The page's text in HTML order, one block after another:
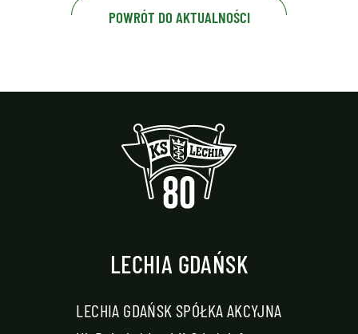
POWRÓT DO AKTUALNOŚCI
LECHIA GDAŃSK
LECHIA GDAŃSK SPÓŁKA AKCYJNA